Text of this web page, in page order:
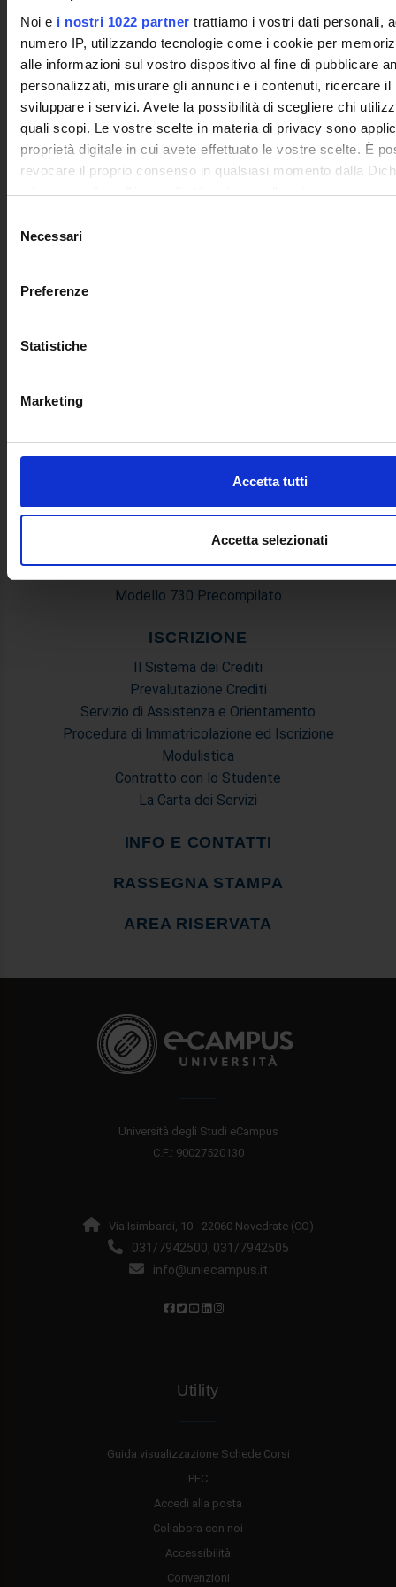
Noi e i nostri 1022 partner trattiamo i vostri dati personali,
numero IP, utilizzando tecnologie come i cookie per
alle informazioni sul vostro dispositivo al fine di pubblicare
personalizzati, misurare gli annunci e i contenuti, ricercare il
sviluppare i servizi. Avete la possibilità di scegliere chi
quali scopi. Le vostre scelte in materia di privacy sono
proprietà digitale in cui avete effettuato le vostre scelte. È
revocare il proprio consenso in qualsiasi momento dalla
o facendo clic sull'icona di attivazione della privacy.
Con il tuo consenso, vorremmo anche:
Identificare il tuo dispositivo, scansionandolo
Approfondisci come vengono elaborati i tuoi dati personali e
funzionalità dei social media e per analizzare il nostro
inoltre informazioni sul modo in cui utilizza il nostro sito con
combinarle con altre informazioni che ha fornito loro o che
delNecessari
Preferenze
Statistiche
Marketing
Accetta tutti
Accetta selezionati
Corsi Singoli
Mondo Scuola - Corsi per Insegnanti
Riepilogo Offerta Formativa
Manifesto degli Studi
Classi dei Corsi di Studio
Guida alla visualizzazione delle Schede Corso
Tutoria
Rilevazione Opinione Studenti
Rappresentanti degli Studenti
Modello 730 Precompilato
ISCRIZIONE
Il Sistema dei Crediti
Prevalutazione Crediti
Servizio di Assistenza e Orientamento
Procedura di Immatricolazione ed Iscrizione
Modulistica
Contratto con lo Studente
La Carta dei Servizi
INFO E CONTATTI
RASSEGNA STAMPA
AREA RISERVATA
Università degli Studi eCampus
C.F.: 90027520130
Via Isimbardi, 10 - 22060 Novedrate (CO)
031/7942500, 031/7942505
info@uniecampus.it
Utility
Guida visualizzazione Schede Corsi
PEC
Accedi alla posta
Collabora con noi
Accessibilità
Convenzioni